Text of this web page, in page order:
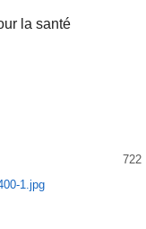
la santé
722